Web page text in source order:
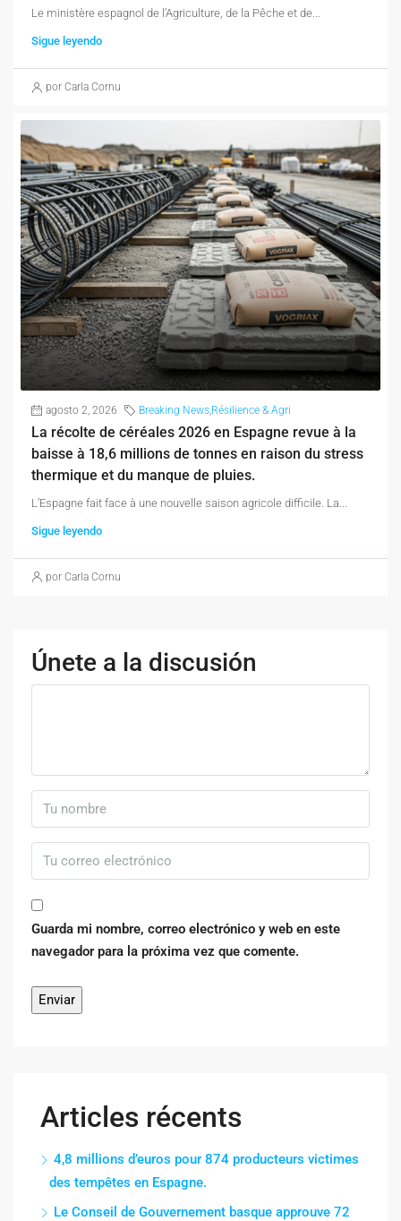
Le ministère espagnol de l’Agriculture, de la Pêche et de...
Sigue leyendo
por Carla Cornu
agosto 2, 2026 Breaking News,Résilience & Agri
La récolte de céréales 2026 en Espagne revue à la
baisse à 18,6 millions de tonnes en raison du stress
thermique et du manque de pluies.
L’Espagne fait face à une nouvelle saison agricole difficile. La...
Sigue leyendo
por Carla Cornu
Únete a la discusión
Guarda mi nombre, correo electrónico y web en este
navegador para la próxima vez que comente.
Articles récents
4,8 millions d’euros pour 874 producteurs victimes
des tempêtes en Espagne.
Le Conseil de Gouvernement basque approuve 72